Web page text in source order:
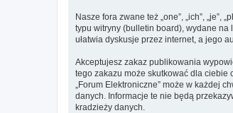
Nasze fora zwane też „one”, „ich”,
typu witryny (bulletin board), wydane na
ułatwia dyskusje przez internet, a jego
Akceptujesz zakaz publikowania
tego zakazu może skutkować dla ciebie
„Forum Elektroniczne” może w każdej
danych. Informacje te nie będą
kradzieży danych.